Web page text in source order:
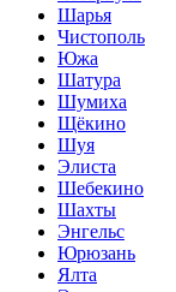
Шарья
Чистополь
Южа
Шатура
Шумиха
Щёкино
Шуя
Элиста
Шебекино
Шахты
Энгельс
Юрюзань
Ялта